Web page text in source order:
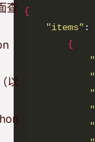
查
以
{
"items" :
{